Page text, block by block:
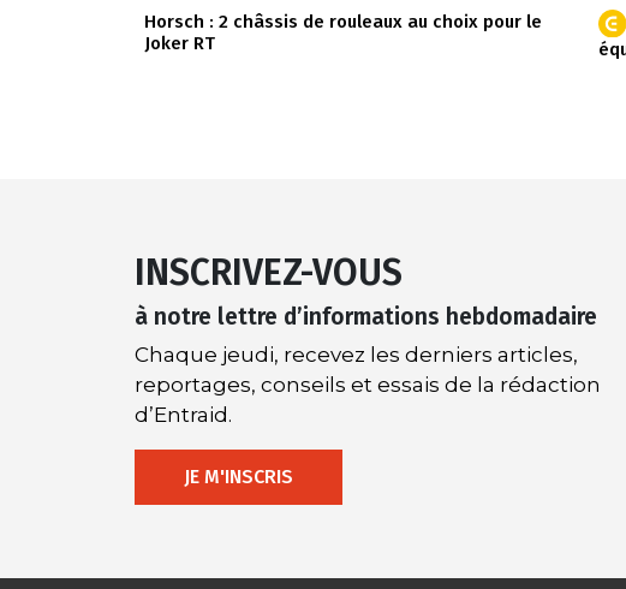
Horsch : 2 châssis de rouleaux au choix pour le
Joker RT
INSCRIVEZ-VOUS
à notre lettre d’informations hebdomadaire
Chaque jeudi, recevez les derniers articles,
reportages, conseils et essais de la rédaction
d’Entraid.
JE M'INSCRIS